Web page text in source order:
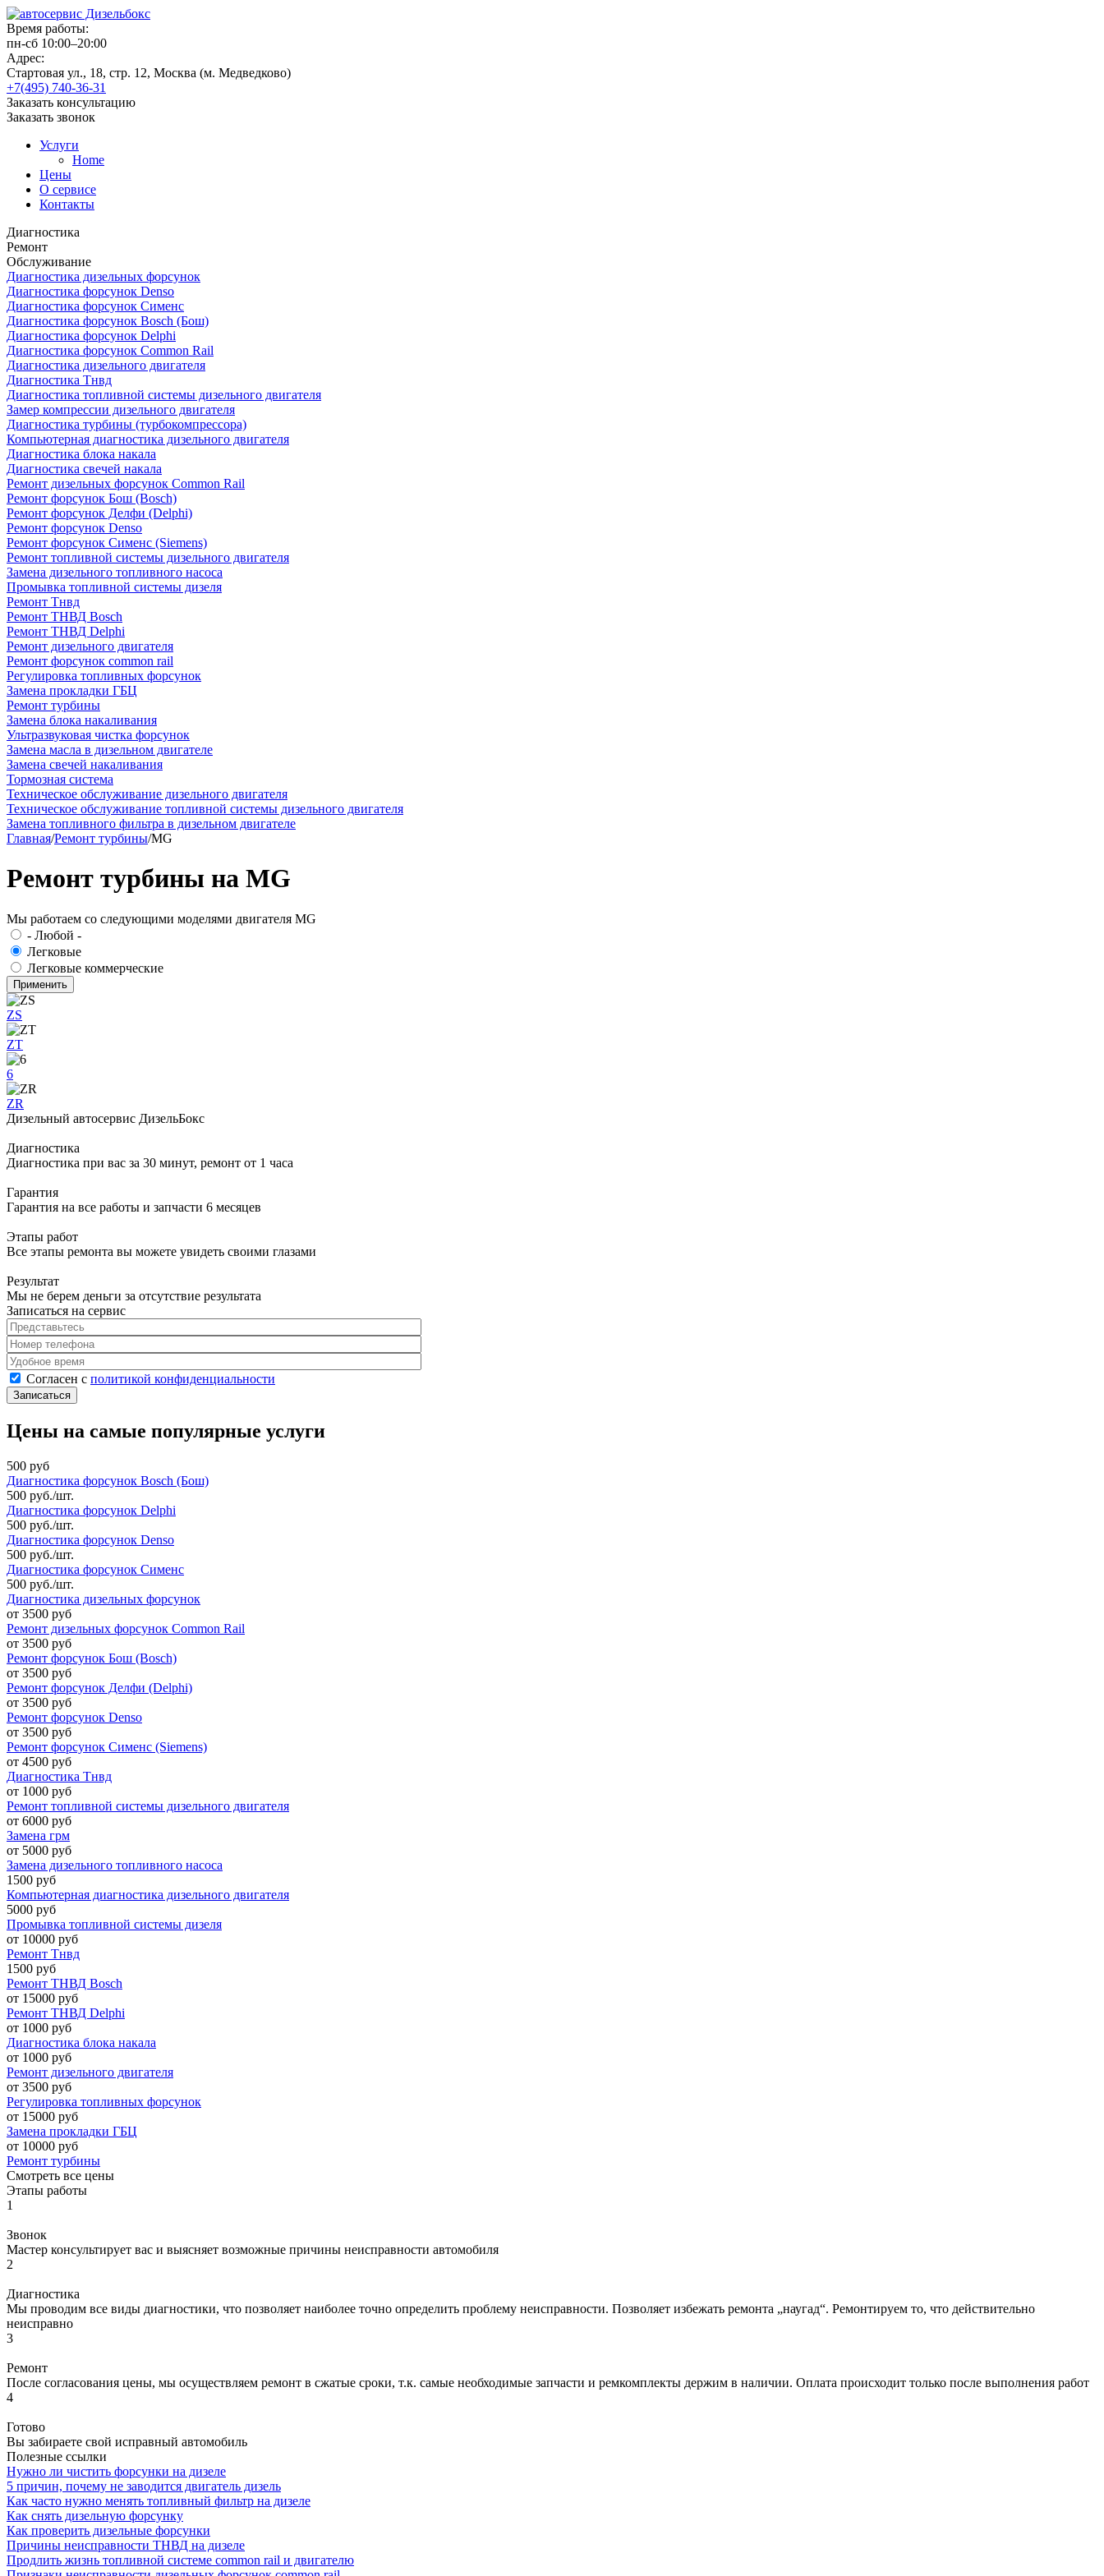
Время работы:
пн-сб 10:00–20:00
Адрес:
Стартовая ул., 18, стр. 12, Москва (м. Медведково)
+7(495) 740-36-31
Заказать консультацию
Заказать звонок
Услуги
Home
Цены
О сервисе
Контакты
Диагностика
Ремонт
Обслуживание
Диагностика дизельных форсунок
Диагностика форсунок Denso
Диагностика форсунок Сименс
Диагностика форсунок Bosch (Бош)
Диагностика форсунок Delphi
Диагностика форсунок Common Rail
Диагностика дизельного двигателя
Диагностика Тнвд
Диагностика топливной системы дизельного двигателя
Замер компрессии дизельного двигателя
Диагностика турбины (турбокомпрессора)
Компьютерная диагностика дизельного двигателя
Диагностика блока накала
Диагностика свечей накала
Ремонт дизельных форсунок Common Rail
Ремонт форсунок Бош (Bosch)
Ремонт форсунок Делфи (Delphi)
Ремонт форсунок Denso
Ремонт форсунок Сименс (Siemens)
Ремонт топливной системы дизельного двигателя
Замена дизельного топливного насоса
Промывка топливной системы дизеля
Ремонт Тнвд
Ремонт ТНВД Bosch
Ремонт ТНВД Delphi
Ремонт дизельного двигателя
Ремонт форсунок common rail
Регулировка топливных форсунок
Замена прокладки ГБЦ
Ремонт турбины
Замена блока накаливания
Ультразвуковая чистка форсунок
Замена масла в дизельном двигателе
Замена свечей накаливания
Тормозная система
Техническое обслуживание дизельного двигателя
Техническое обслуживание топливной системы дизельного двигателя
Замена топливного фильтра в дизельном двигателе
Главная/Ремонт турбины/MG
Ремонт турбины на MG
Мы работаем со следующими моделями двигателя MG
- Любой -
Легковые
Легковые коммерческие
ZS
ZT
6
ZR
Дизельный автосервис ДизельБокс
Диагностика
Диагностика при вас за 30 минут, ремонт от 1 часа
Гарантия
Гарантия на все работы и запчасти 6 месяцев
Этапы работ
Все этапы ремонта вы можете увидеть своими глазами
Результат
Мы не берем деньги за отсутствие результата
Записаться на сервис
Представьтесь
Номер телефона
Удобное время
Согласен с политикой конфиденциальности*
Согласен с политикой конфиденциальности
Цены на самые популярные услуги
500 руб
Диагностика форсунок Bosch (Бош)
500 руб./шт.
Диагностика форсунок Delphi
500 руб./шт.
Диагностика форсунок Denso
500 руб./шт.
Диагностика форсунок Сименс
500 руб./шт.
Диагностика дизельных форсунок
от 3500 руб
Ремонт дизельных форсунок Common Rail
от 3500 руб
Ремонт форсунок Бош (Bosch)
от 3500 руб
Ремонт форсунок Делфи (Delphi)
от 3500 руб
Ремонт форсунок Denso
от 3500 руб
Ремонт форсунок Сименс (Siemens)
от 4500 руб
Диагностика Тнвд
от 1000 руб
Ремонт топливной системы дизельного двигателя
от 6000 руб
Замена грм
от 5000 руб
Замена дизельного топливного насоса
1500 руб
Компьютерная диагностика дизельного двигателя
5000 руб
Промывка топливной системы дизеля
от 10000 руб
Ремонт Тнвд
1500 руб
Ремонт ТНВД Bosch
от 15000 руб
Ремонт ТНВД Delphi
от 1000 руб
Диагностика блока накала
от 1000 руб
Ремонт дизельного двигателя
от 3500 руб
Регулировка топливных форсунок
от 15000 руб
Замена прокладки ГБЦ
от 10000 руб
Ремонт турбины
Смотреть все цены
Этапы работы
1
Звонок
Мастер консультирует вас и выясняет возможные причины неисправности автомобиля
2
Диагностика
Мы проводим все виды диагностики, что позволяет наиболее точно определить проблему неисправности. Позволяет избежать ремонта „наугад“. Ремонтируем то, что действительно
неисправно
3
Ремонт
После согласования цены, мы осуществляем ремонт в сжатые сроки, т.к. самые необходимые запчасти и ремкомплекты держим в наличии. Оплата происходит только после выполнения работ
4
Готово
Вы забираете свой исправный автомобиль
Полезные ссылки
Нужно ли чистить форсунки на дизеле
5 причин, почему не заводится двигатель дизель
Как часто нужно менять топливный фильтр на дизеле
Как снять дизельную форсунку
Как проверить дизельные форсунки
Причины неисправности ТНВД на дизеле
Продлить жизнь топливной системе common rail и двигателю